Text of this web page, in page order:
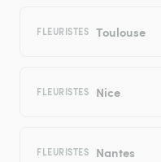
FLEURISTES Toulouse
FLEURISTES Nice
FLEURISTES Nantes